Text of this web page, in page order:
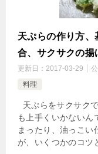
天ぷらの作り方、
合、サクサクの揚
更新日： 2017-03-29
料理
天ぷらをサクサク
も上手くいかないん
まったり、油っこ
が、いくつかのコ